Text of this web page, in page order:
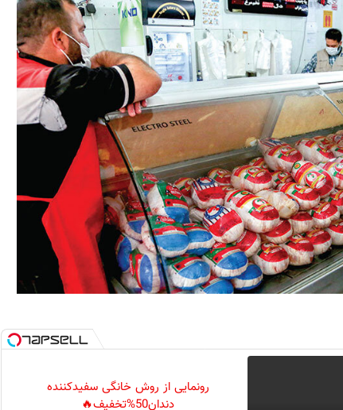
رونمایی از روش خانگی سفیدکننده
دندان50%تخفیف🔥